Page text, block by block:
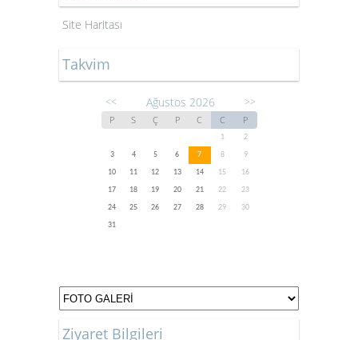
Site Haritası
Takvim
<< Ağustos 2026 >>
P S Ç P C C P
1
2
3
4 5 6 7 8
9
10
11 12 13 14 15
16
17
18 19 20 21 22
23
24
25 26 27 28 29
30
31
Ziyaret Bilgileri